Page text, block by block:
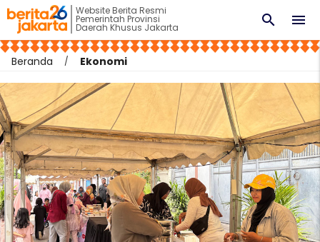
Website Berita Resmi
Pemerintah Provinsi
Daerah Khusus Jakarta menu
search
Beranda Ekonomi